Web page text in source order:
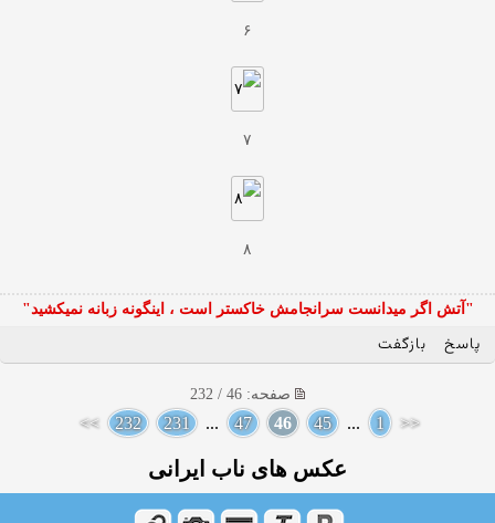
۶
۷
۸
"آتش اگر ميدانست سرانجامش خاكستر است ، اينگونه زبانه نميكشيد"
پاسخ بازگفت
صفحه: 46 / 232
<<
1
...
45
46
47
...
231
232
>>
عکس های ناب ایرانی